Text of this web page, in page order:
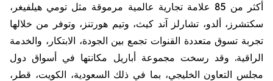
أكثر
من علامة تجارية عالمية مرموقة مثل تومي هيلفيغر ،
سكتشرز ، ألدو، تشارلز آند كيث، وتيم هورتنز ، وتوفر من خلالها
تجربة تسوق متعددة القنوات تجمع بين الجودة، الابتكار، والخدمة
الراقية. وقد رسخت مجموعة أباريل مكانتها في أسواق دول
مجلس التعاون الخليجي، بما في ذلك السعودية، الكويت، قطر،